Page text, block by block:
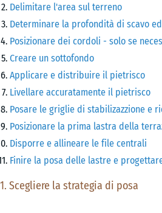
Delimitare l'area sul terreno
Determinare la profondità di scavo
Posizionare dei cordoli - solo se
Creare un sottofondo
Applicare e distribuire il pietrisco
Livellare accuratamente il pietrisco
Posare le griglie di stabilizazzione e
Posizionare la prima lastra della
Disporre e allineare le file centrali
Finire la posa delle lastre e
1. Scegliere la strategia di posa